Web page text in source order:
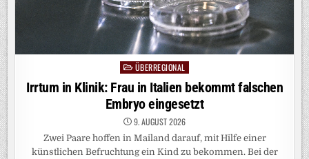
PostedÜBERREGIONAL
Irrtum in Klinik: Frau in Italien bekommt falschen
Embryo eingesetzt
9. AUGUST 2026
Zwei Paare hoffen in Mailand darauf, mit Hilfe einer
künstlichen Befruchtung ein Kind zu bekommen. Bei der